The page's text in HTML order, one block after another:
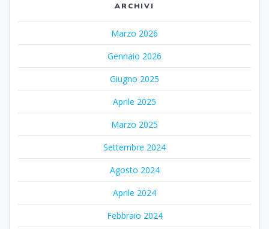
ARCHIVI
Marzo 2026
Gennaio 2026
Giugno 2025
Aprile 2025
Marzo 2025
Settembre 2024
Agosto 2024
Aprile 2024
Febbraio 2024